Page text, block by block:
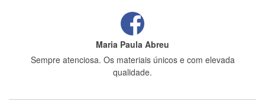
Maria Paula Abreu
Sempre atenciosa. Os materiais únicos e com elevada
qualidade.